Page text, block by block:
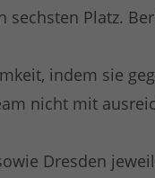
sechsten Platz.
indem sie
nicht mit
Dresden